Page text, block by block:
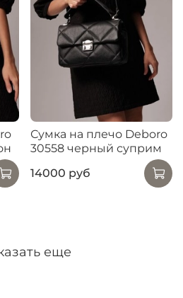
Сумка на плечо Deboro
30558 черный суприм
14000 руб
еще